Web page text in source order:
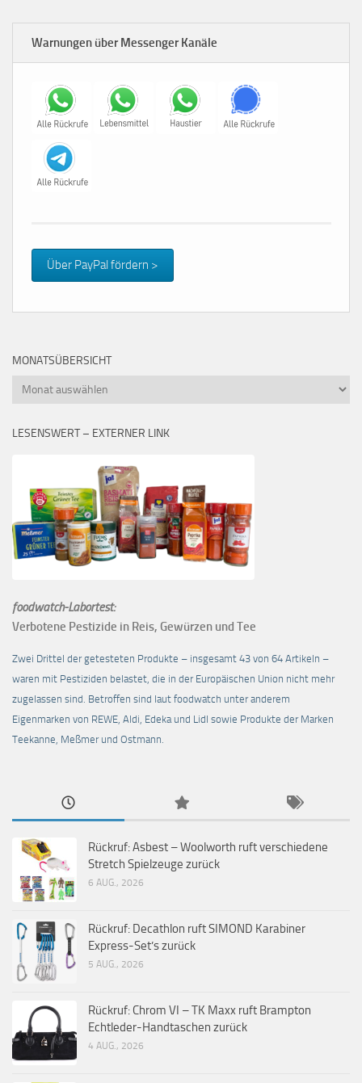
Warnungen über Messenger Kanäle
Über PayPal fördern >
MONATSÜBERSICHT
Monatsübersicht
LESENSWERT – EXTERNER LINK
foodwatch-Labortest:
Verbotene Pestizide in Reis, Gewürzen und Tee
Zwei Drittel der getesteten Produkte – insgesamt 43 von 64 Artikeln –
waren mit Pestiziden belastet, die in der Europäischen Union nicht mehr
zugelassen sind. Betroffen sind laut foodwatch unter anderem
Eigenmarken von REWE, Aldi, Edeka und Lidl sowie Produkte der Marken
Teekanne, Meßmer und Ostmann.
Rückruf: Asbest – Woolworth ruft verschiedene
Stretch Spielzeuge zurück
6 AUG., 2026
Rückruf: Decathlon ruft SIMOND Karabiner
Express-Set’s zurück
5 AUG., 2026
Rückruf: Chrom VI – TK Maxx ruft Brampton
Echtleder-Handtaschen zurück
4 AUG., 2026